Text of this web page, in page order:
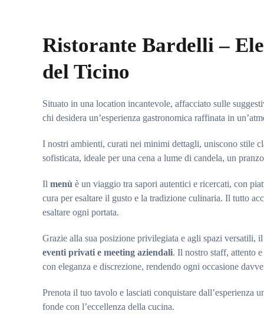
Ristorante Bardelli –
del Ticino
Situato in una location incantevole, affacciato sulle
chi desidera un’esperienza gastronomica raffinata in
I nostri ambienti, curati nei minimi dettagli, uniscono stile
sofisticata, ideale per una cena a lume di candela, un
Il menù è un viaggio tra sapori autentici e ricercati, con
cura per esaltare il gusto e la tradizione culinaria. Il tutto
esaltare ogni portata.
Grazie alla sua posizione privilegiata e agli spazi versatili,
eventi privati e meeting aziendali. Il nostro staff, attento
con eleganza e discrezione, rendendo ogni occasione
Prenota il tuo tavolo e lasciati conquistare dall’esperienza
fonde con l’eccellenza della cucina.